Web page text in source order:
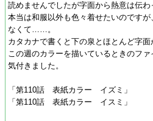
読めませんでしたが字面から熱意は伝わ
本当は和服以外も色々着せたいのですが
なくて……。
カタカナで書くと下の泉とほとんど字面
この週のカラーを描いているときのフ
気付きました。
「第110話 表紙カラー イズミ」
「第110話 表紙カラー イスミ」